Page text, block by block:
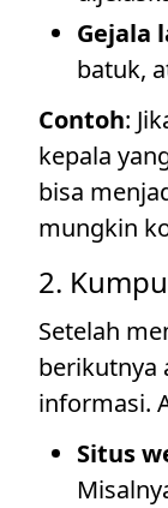
Gejala
batuk,
Contoh:
kepala
bisa
mungkin
2.
Setelah
berikutnya
informasi.
Situs